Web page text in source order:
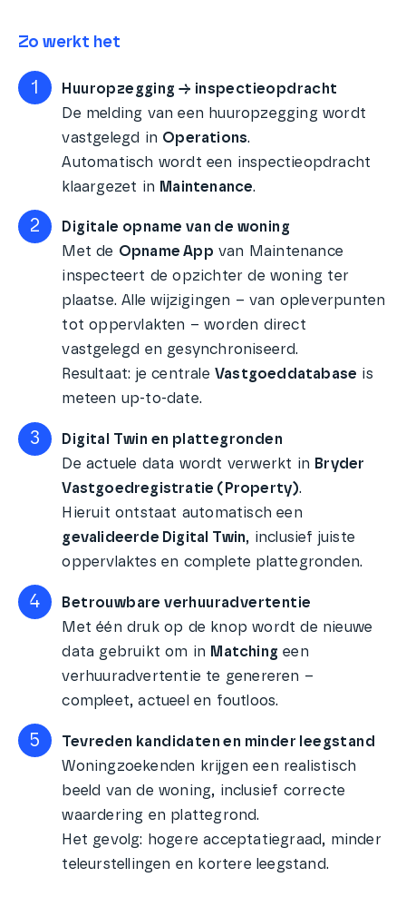
Zo werkt het
1
Huuropzegging → inspectieopdracht
De melding van een huuropzegging wordt
vastgelegd in Operations.
Automatisch wordt een inspectieopdracht
klaargezet in Maintenance.
2
Digitale opname van de woning
Met de Opname App van Maintenance
inspecteert de opzichter de woning ter
plaatse.Alle wijzigingen – van opleverpunten
tot oppervlakten – worden direct
vastgelegd en gesynchroniseerd.
Resultaat: je centrale Vastgoeddatabase is
meteen up-to-date.
3
Digital Twin en plattegronden
De actuele data wordt verwerkt in Bryder
Vastgoedregistratie (Property).
Hieruit ontstaat automatisch een
gevalideerde Digital Twin, inclusief juiste
oppervlaktes en complete plattegronden.
4
Betrouwbare verhuuradvertentie
Met één druk op de knop wordt de nieuwe
data gebruikt om in Matching een
verhuuradvertentie te genereren –
compleet, actueel en foutloos.
5
Tevreden kandidaten en minder leegstand
Woningzoekenden krijgen een realistisch
beeld van de woning, inclusief correcte
waardering en plattegrond.
Het gevolg: hogere acceptatiegraad, minder
teleurstellingen en kortere leegstand.